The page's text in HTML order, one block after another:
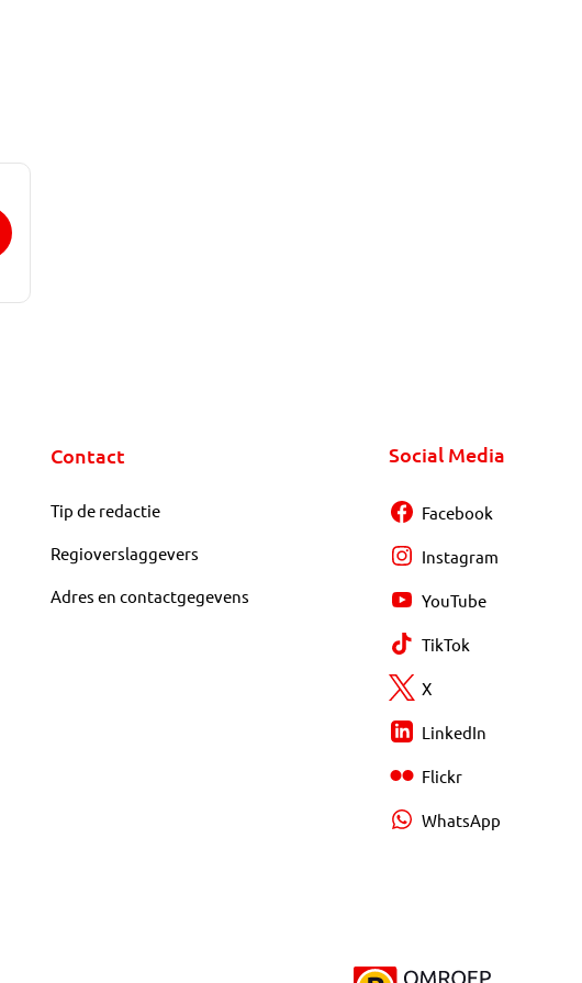
Contact
Tip de redactie
Regioverslaggevers
Adres en contactgegevens
Social Media
Facebook
Instagram
YouTube
TikTok
X
LinkedIn
Flickr
WhatsApp